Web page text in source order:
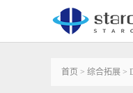
首页 > 综合拓展 >